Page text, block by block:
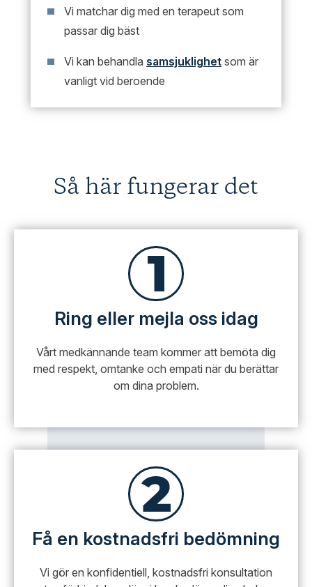
Vi matchar dig med en terapeut som
passar dig bäst
Vi kan behandla samsjuklighet som är
vanligt vid beroende
Så här fungerar det
Ring eller mejla oss idag
Vårt medkännande team kommer att bemöta dig
med respekt, omtanke och empati när du berättar
om dina problem.
Få en kostnadsfri bedömning
Vi gör en konfidentiell, kostnadsfri konsultation